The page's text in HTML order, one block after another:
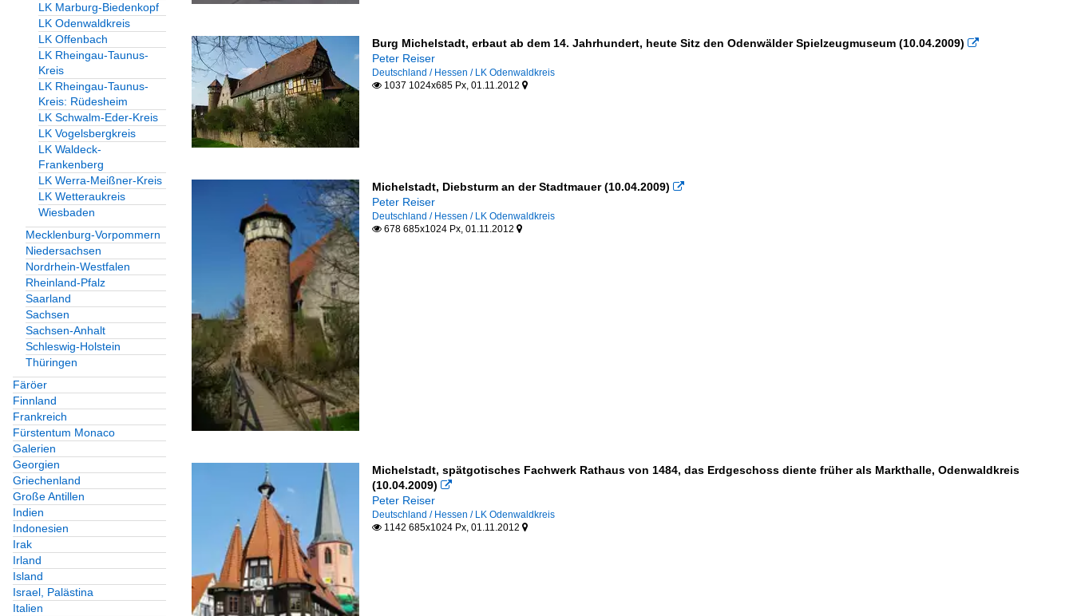
LK Marburg-Biedenkopf
LK Odenwaldkreis
LK Offenbach
LK Rheingau-Taunus-
Kreis
LK Rheingau-Taunus-
Kreis: Rüdesheim
LK Schwalm-Eder-Kreis
LK Vogelsbergkreis
LK Waldeck-
Frankenberg
LK Werra-Meißner-Kreis
LK Wetteraukreis
Wiesbaden
Mecklenburg-Vorpommern
Niedersachsen
Nordrhein-Westfalen
Rheinland-Pfalz
Saarland
Sachsen
Sachsen-Anhalt
Schleswig-Holstein
Thüringen
Färöer
Finnland
Frankreich
Fürstentum Monaco
Galerien
Georgien
Griechenland
Große Antillen
Indien
Indonesien
Irak
Irland
Island
Israel, Palästina
Italien
Burg Michelstadt, erbaut ab dem 14. Jahrhundert, heute Sitz den Odenwälder Spielzeugmuseum (10.04.2009) 
Peter Reiser
Deutschland / Hessen / LK Odenwaldkreis
1037 1024x685 Px, 01.11.2012 
Michelstadt, Diebsturm an der Stadtmauer (10.04.2009) 
Peter Reiser
Deutschland / Hessen / LK Odenwaldkreis
678 685x1024 Px, 01.11.2012 
Michelstadt, spätgotisches Fachwerk Rathaus von 1484, das Erdgeschoss diente früher als Markthalle, Odenwaldkreis
(10.04.2009) 
Peter Reiser
Deutschland / Hessen / LK Odenwaldkreis
1142 685x1024 Px, 01.11.2012 